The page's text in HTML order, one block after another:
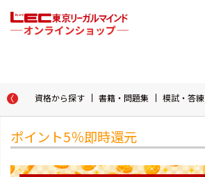
資格から探す 書籍・問題集 模試・答練
ポイント5％即時還元